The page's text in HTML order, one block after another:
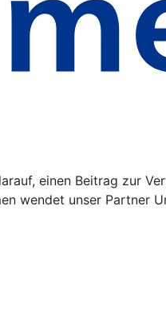
einen Beitrag zur
wendet unser Partner